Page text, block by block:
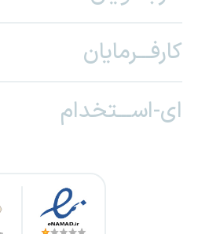
کارفـــرمایان
ای-اســـتخدام